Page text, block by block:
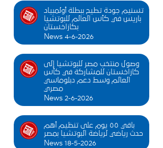
تسنيم جودة تطيح ببطلة أولمبياد
باريس في كأس العالم للبوتشيا
بكازاخستان
News 4-6-2026
وصول منتخب مصر للبوتشيا إلى
كازاخستان للمشاركة في كأس
العالم وسط دعم دبلوماسي
مصري
News 2-6-2026
باقي ٥٥ يوم على تنظيم أهم
حدث رياضي لرياضة البوتشيا بمصر
News 18-5-2026